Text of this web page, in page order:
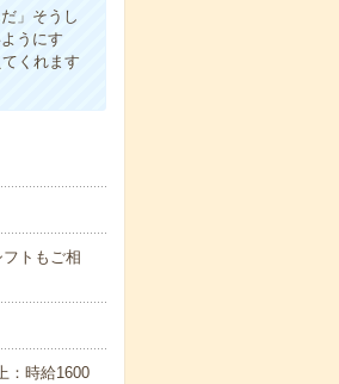
」そうし
うにす
くれます
トもご相
：時給1600